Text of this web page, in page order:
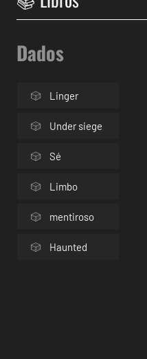
Dados
Linger
Under siege
Sé
Limbo
mentiroso
Haunted